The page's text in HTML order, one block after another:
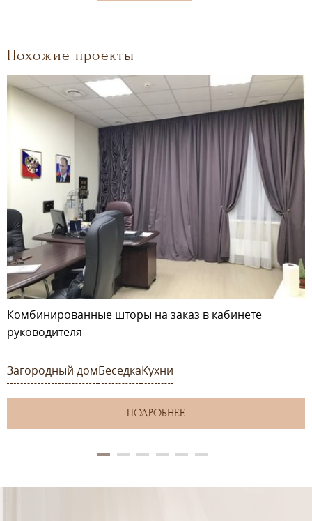
Похожие проекты
Комбинированные шторы на заказ в кабинете
руководителя
Загородный домБеседкаКухни
ПОДРОБНЕЕ